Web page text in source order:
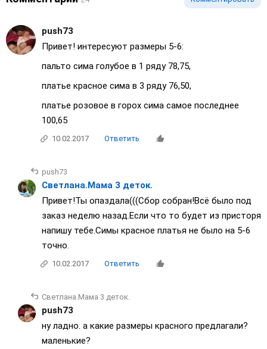
push73
Привет! интересуют размеры 5-6:
пальто сима голубое в 1 ряду 78,75,
платье красное сима в 3 ряду 76,50,
платье розовое в горох сима самое последнее
100,65
10.02.2017 Ответить
push73
Светлана.Мама 3 деток.
Привет!Ты опаздала(((Сбор собран!Всё было под
заказ неделю назад.Если что то будет из присторя
напишу тебе.Симы красное платья не было на 5-6
точно.
10.02.2017 Ответить
Светлана.Мама 3 деток.
push73
ну ладно. а какие размеры красного предлагали?
маленькие?